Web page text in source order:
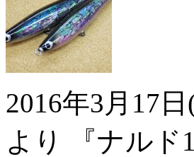
2016年3月17
より 『ナルド